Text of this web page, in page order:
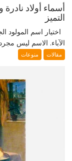
أسماء أولاد
التميز
اختيار اسم المولود
الآباء. الاسم ليس
مقالات منوعات